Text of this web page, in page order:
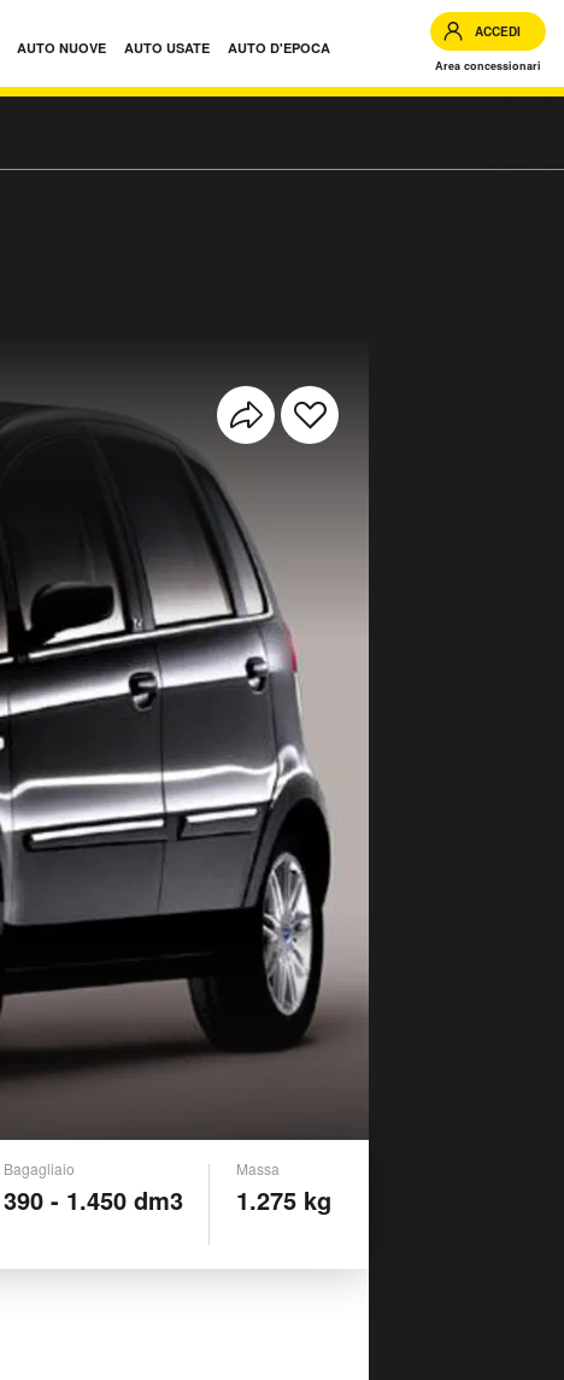
AUTO NUOVE AUTO USATE AUTO D'EPOCA
ACCEDI
Area concessionari
Bagagliaio
390 - 1.450 dm3
Massa
1.275 kg